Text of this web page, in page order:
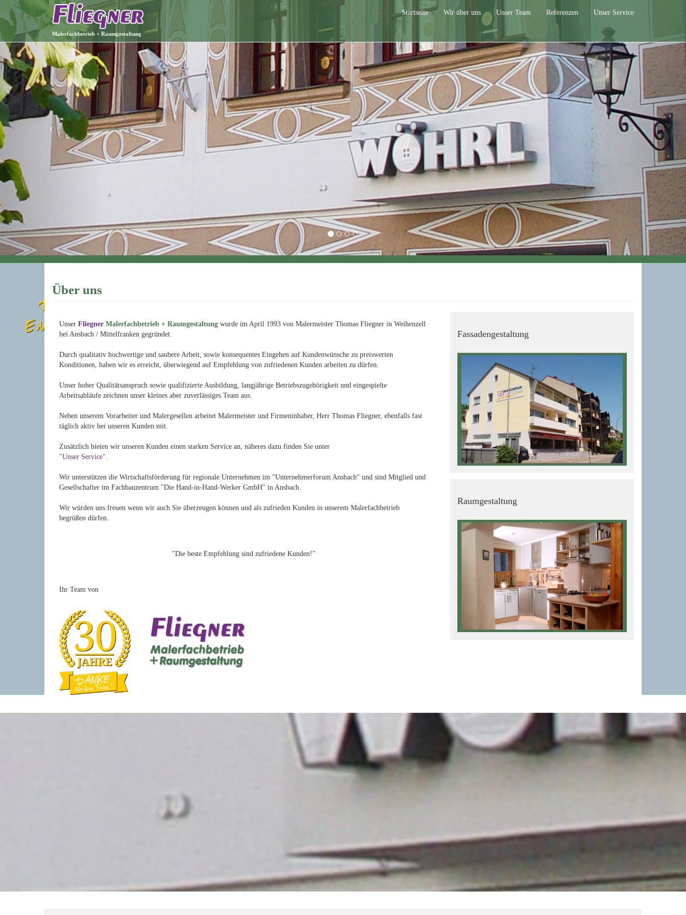
Malerfachbetrieb + Raumgestaltung
Startseite Wir über uns Unser Team Referenzen Unser Service
Über uns
Unser Fliegner Malerfachbetrieb + Raumgestaltung wurde im April 1993 von Malermeister Thomas Fliegner in Weihenzell
bei Ansbach / Mittelfranken gegründet.
Durch qualitativ hochwertige und saubere Arbeit, sowie konsequentes Eingehen auf Kundenwünsche zu preiswerten
Konditionen, haben wir es erreicht, überwiegend auf Empfehlung von zufriedenen Kunden arbeiten zu dürfen.
Unser hoher Qualitätsanspruch sowie qualifizierte Ausbildung, langjährige Betriebszugehörigkeit und eingespielte
Arbeitsabläufe zeichnen unser kleines aber zuverlässiges Team aus.
Neben unserem Vorarbeiter und Malergesellen arbeitet Malermeister und Firmeninhaber, Herr Thomas Fliegner, ebenfalls fast
täglich aktiv bei unseren Kunden mit.
Zusätzlich bieten wir unseren Kunden einen starken Service an, näheres dazu finden Sie unter
"Unser Service".
Wir unterstützen die Wirtschaftsförderung für regionale Unternehmen im "Unternehmerforum Ansbach" und sind Mitglied und
Gesellschafter im Fachbauzentrum "Die Hand-in-Hand-Werker GmbH" in Ansbach.
Wir würden uns freuen wenn wir auch Sie überzeugen können und als zufrieden Kunden in unserem Malerfachbetrieb
begrüßen dürfen.
"Die beste Empfehlung sind zufriedene Kunden!"
Ihr Team von
Fassadengestaltung
Raumgestaltung